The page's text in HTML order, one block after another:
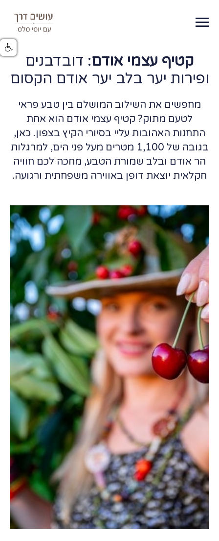
קטיף עצמי אודם: דובדבנים
ופירות יער בלב יער אודם הקסום
מחפשים את השילוב המושלם בין טבע פראי
לטעם מתוק? קטיף עצמי אודם הוא אחת
התחנות האהובות עליי בסיורי הקיץ בצפון. כאן,
בגובה של 1,100 מטרים מעל פני הים, למרגלות
הר אודם ובלב שמורת הטבע, מחכה לכם חוויה
חקלאית יוצאת דופן באווירה משפחתית ורגועה.